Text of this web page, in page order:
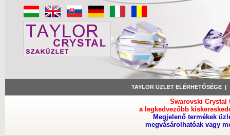
TAYLOR ÜZLET ELÉRHETŐSÉGE
Swarovski Crystal
a legkedvezőbb
Megjelenő termékek
megvásárolhatóak vagy